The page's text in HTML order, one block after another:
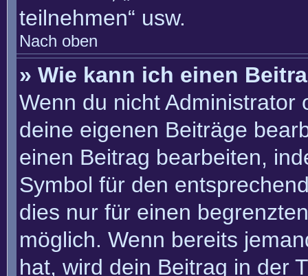
teilnehmen“ usw.
Nach oben
» Wie kann ich einen
Wenn du nicht
deine eigenen Beiträge
einen Beitrag bearbeiten,
Symbol für den
dies nur für einen
möglich. Wenn bereits
hat, wird dein Beitrag in der